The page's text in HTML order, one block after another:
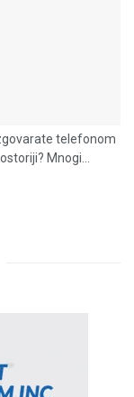
telefonom
Mnogi...